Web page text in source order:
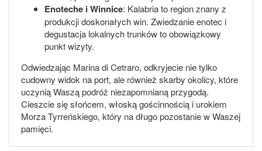
Enoteche i Winnice: Kalabria to region znany z
produkcji doskonałych win. Zwiedzanie enotec i
degustacja lokalnych trunków to obowiązkowy
punkt wizyty.
Odwiedzając Marina di Cetraro, odkryjecie nie tylko
cudowny widok na port, ale również skarby okolicy, które
uczynią Waszą podróż niezapomnianą przygodą.
Cieszcie się słońcem, włoską gościnnością i urokiem
Morza Tyrreńskiego, który na długo pozostanie w Waszej
pamięci.